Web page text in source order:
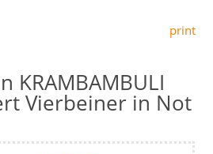
print
KRAMBAMBULI
Vierbeiner in Not